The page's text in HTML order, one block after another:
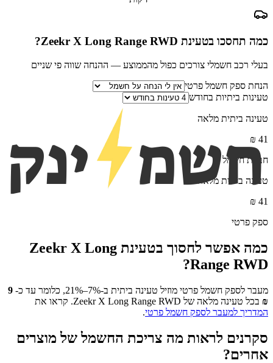
כמה תחסכו בטעינת Zeekr X Long Range RWD
?
בעלי רכב חשמלי צורכים כפול מהממוצע — ההנחה שווה פי שניים
הנחת ספק חשמל פרטי
טעינות ביתיות בחודש
טעינה ביתית מלאה
41
₪
חברת חשמל
טעינה ביתית מלאה
41
₪
ספק פרטי
כמה אפשר לחסוך בטעינת Zeekr X Long
Range RWD
?
מעבר לספק חשמל פרטי מוזיל טעינה ביתית ב-7%–21%, כלומר עד כ-
9
₪ בכל טעינה מלאה של Zeekr X Long Range RWD. קראו את
המדריך למעבר לספק חשמל פרטי.
סקרנים לראות מה צריכת החשמל של מוצרים
אחרים?